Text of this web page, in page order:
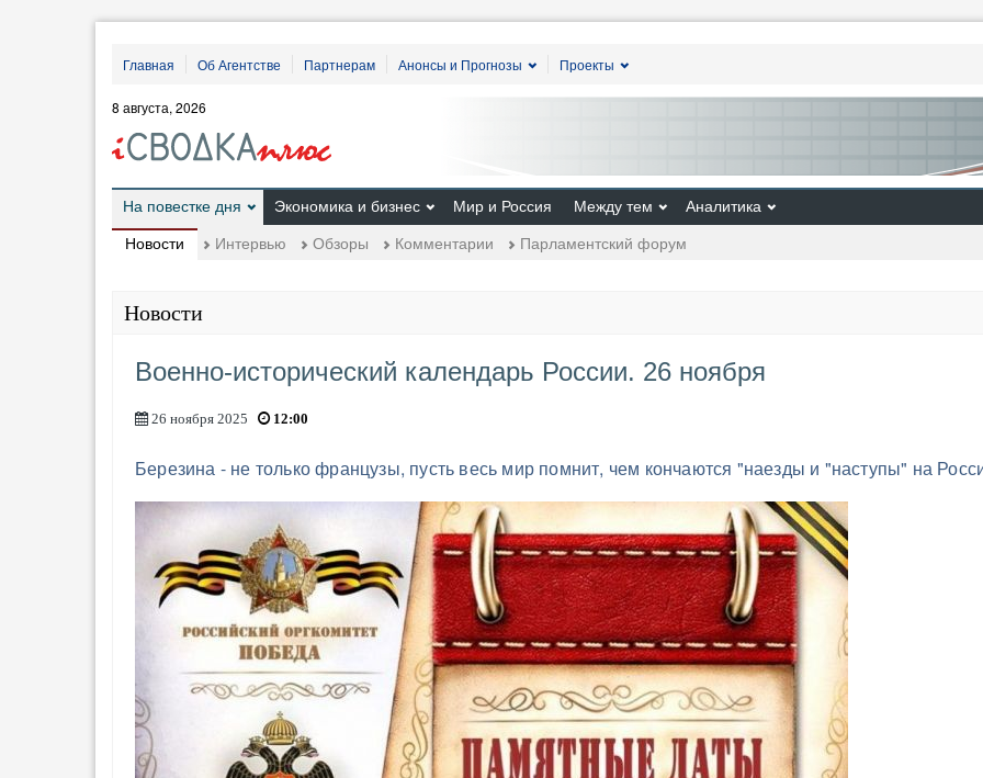
Главная Об Агентстве Партнерам Анонсы и Прогнозы Проекты
8 августа, 2026
На повестке дня
Новости Интервью Обзоры Комментарии Парламентский форум
Экономика и бизнес Мир и Россия Между тем Аналитика
Новости
Военно-исторический календарь России. 26 ноября
26 ноября 2025 12:00
Березина - не только французы, пусть весь мир помнит, чем кончаются "наезды и "наступы" на